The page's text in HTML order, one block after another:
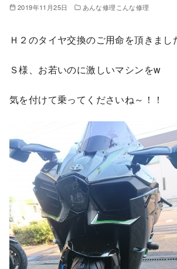
2019年11月25日 あんな修理こんな修理
Ｈ２のタイヤ交換のご用命を頂きまし
Ｓ様、お若いのに激しいマシンをw
気を付けて乗ってくださいね～！！